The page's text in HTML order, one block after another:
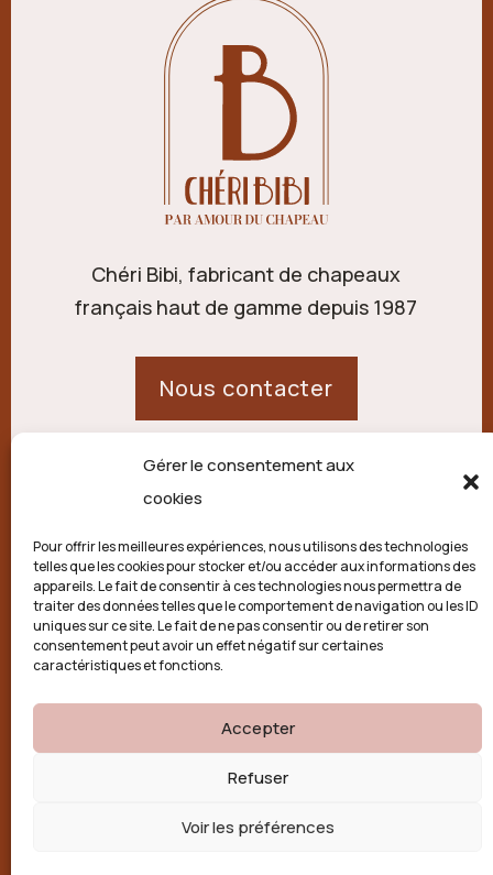
Gérer le consentement aux
cookies
Pour offrir les meilleures expériences, nous utilisons des technologies
telles que les cookies pour stocker et/ou accéder aux informations des
appareils. Le fait de consentir à ces technologies nous permettra de
traiter des données telles que le comportement de navigation ou les ID
uniques sur ce site. Le fait de ne pas consentir ou de retirer son
consentement peut avoir un effet négatif sur certaines
caractéristiques et fonctions.
Accepter
Refuser
Voir les préférences
Chéri Bibi, fabricant de chapeaux
français haut de gamme depuis 1987
Nous contacter
21 route de Palisse,
Politique de confidentialité
Conditions générales